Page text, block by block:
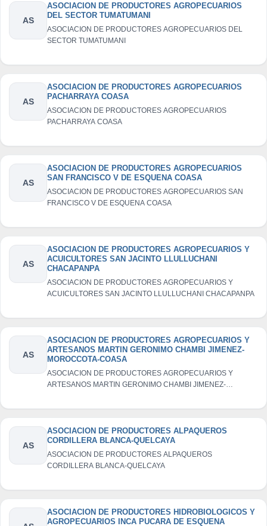
AS
ASOCIACION DE PRODUCTORES AGROPECUARIOS
DEL SECTOR TUMATUMANI
ASOCIACION DE PRODUCTORES AGROPECUARIOS DEL
SECTOR TUMATUMANI
AS
ASOCIACION DE PRODUCTORES AGROPECUARIOS
PACHARRAYA COASA
ASOCIACION DE PRODUCTORES AGROPECUARIOS
PACHARRAYA COASA
AS
ASOCIACION DE PRODUCTORES AGROPECUARIOS
SAN FRANCISCO V DE ESQUENA COASA
ASOCIACION DE PRODUCTORES AGROPECUARIOS SAN
FRANCISCO V DE ESQUENA COASA
AS
ASOCIACION DE PRODUCTORES AGROPECUARIOS Y
ACUICULTORES SAN JACINTO LLULLUCHANI
CHACAPANPA
ASOCIACION DE PRODUCTORES AGROPECUARIOS Y
ACUICULTORES SAN JACINTO LLULLUCHANI CHACAPANPA
AS
ASOCIACION DE PRODUCTORES AGROPECUARIOS Y
ARTESANOS MARTIN GERONIMO CHAMBI JIMENEZ-
MOROCCOTA-COASA
ASOCIACION DE PRODUCTORES AGROPECUARIOS Y
ARTESANOS MARTIN GERONIMO CHAMBI JIMENEZ-
AS
ASOCIACION DE PRODUCTORES ALPAQUEROS
CORDILLERA BLANCA-QUELCAYA
ASOCIACION DE PRODUCTORES ALPAQUEROS
CORDILLERA BLANCA-QUELCAYA
ASOCIACION DE PRODUCTORES HIDROBIOLOGICOS Y
AGROPECUARIOS INCA PUCARA DE ESQUENA